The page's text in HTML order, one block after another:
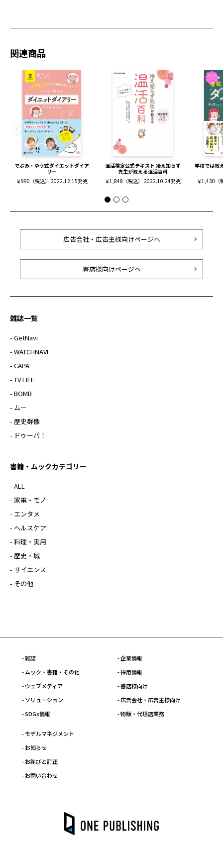
関連商品
でぶみ・ゆう式ダイエットダイア
リー
￥990（税込） 2022.12.15発売
温活検定公式テキスト 冷え知らず
先生が教える温活百科
￥1,848（税込） 2022.10.24発売
学校では教
￥1,430（
広告会社・広告主様向けページへ
書店様向けページへ
雑誌一覧
- GetNavi
- WATCHNAVI
- CAPA
- TV LIFE
- BOMB
- ムー
- 歴史群像
- ドゥーパ！
書籍・ムックカテゴリー
- ALL
- 家電・モノ
- エンタメ
- ヘルスケア
- 料理・実用
- 歴史・城
- サイエンス
- その他
- 雑誌
- ムック・書籍・その他
- ウェブメディア
- ソリューション
- SDGs情報
- 企業情報
- 採用情報
- 書店様向け
- 広告会社・広告主様向け
- 物販・代理店業務
- モデルマネジメント
- お知らせ
- お詫びと訂正
- お問い合わせ